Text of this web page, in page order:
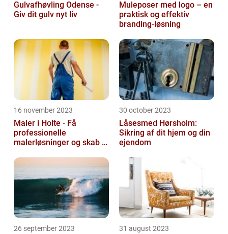
Gulvafhøvling Odense -
Giv dit gulv nyt liv
Muleposer med logo – en
praktisk og effektiv
branding-løsning
16 november 2023
Maler i Holte - Få
professionelle
malerløsninger og skab et
30 october 2023
Låsesmed Hørsholm:
Sikring af dit hjem og din
ejendom
26 september 2023 31 august 2023